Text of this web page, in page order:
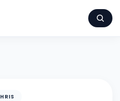
HRIS